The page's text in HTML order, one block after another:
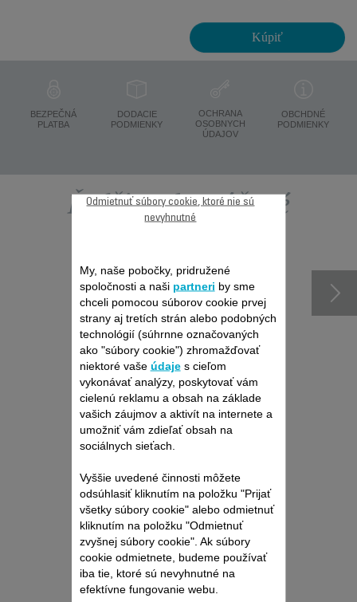
Kúpiť
BEZPEČNÁ
PLATBA
DODACIE
PODMIENKY
OCHRANA
OSOBNYCH
ÚDAJOV
OBCHDNÉ
PODMIENKY
Ďalšie odporúčané
00139140
Na správne fungovanie
zastrihávača.
K dispozícii na sklade.
3,10 €
Kúpiť
My, naše pobočky, pridružené
spoločnosti a naši partneri by sme
chceli pomocou súborov cookie prvej
strany aj tretích strán alebo podobných
technológií (súhrnne označovaných
ako "súbory cookie") zhromažďovať
niektoré vaše údajes cieľom
vykonávať analýzy, poskytovať vám
cielenú reklamu a obsah na základe
vašich záujmov a aktivít na internete a
umožniť vám zdieľať obsah na
sociálnych sieťach.
Vyššie uvedené činnosti môžete
odsúhlasiť kliknutím na položku "Prijať
všetky súbory cookie" alebo odmietnuť
kliknutím na položku "Odmietnuť
zvyšnej súbory cookie". Ak súbory
cookie odmietnete, budeme používať
iba tie, ktoré sú nevyhnutné na
efektívne fungovanie webu.
Odmietnuť súbory cookie, ktoré nie sú
nevyhnutné